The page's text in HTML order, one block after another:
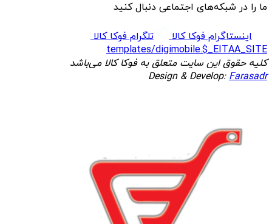
ما را در شبکه‌های اجتماعی دنبال کنید
اینستاگرام فوکا کالا
تلگرام فوکا کالا
templates/digimobile.$_EITAA_SITE
کلیه حقوق این سایت متعلق به فوکا کالا می‌باشد
Design & Develop:Farasadr